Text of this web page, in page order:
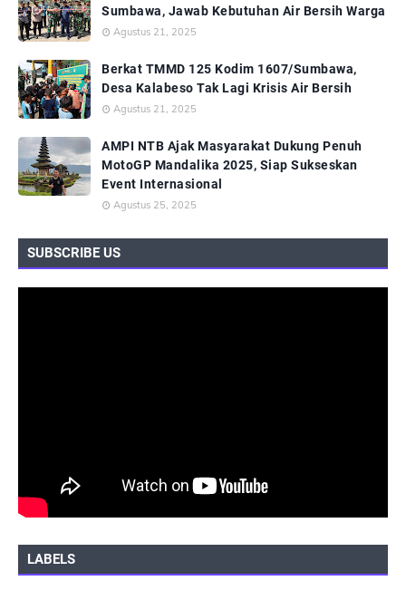
Sumbawa, Jawab Kebutuhan Air Bersih Warga
Agustus 21, 2025
Berkat TMMD 125 Kodim 1607/Sumbawa,
Desa Kalabeso Tak Lagi Krisis Air Bersih
Agustus 21, 2025
AMPI NTB Ajak Masyarakat Dukung Penuh
MotoGP Mandalika 2025, Siap Sukseskan
Event Internasional
Agustus 25, 2025
SUBSCRIBE US
LABELS